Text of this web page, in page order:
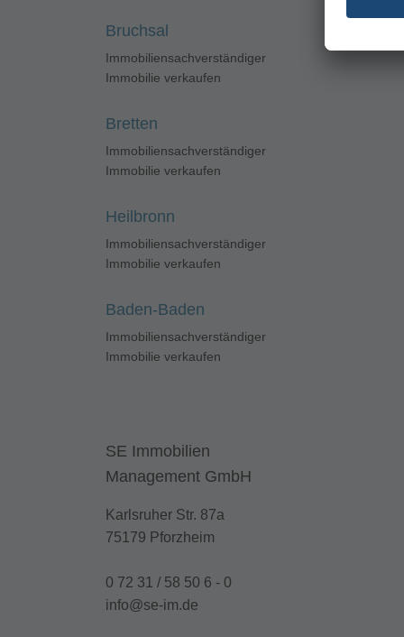
Bruchsal
Immobiliensachverständiger
Immobilie verkaufen
Bretten
Immobiliensachverständiger
Immobilie verkaufen
Heilbronn
Immobiliensachverständiger
Immobilie verkaufen
Baden-Baden
Immobiliensachverständiger
Immobilie verkaufen
SE Immobilien
Management GmbH
Karlsruher Str. 87a
75179 Pforzheim
0 72 31 / 58 50 6 - 0
info@se-im.de